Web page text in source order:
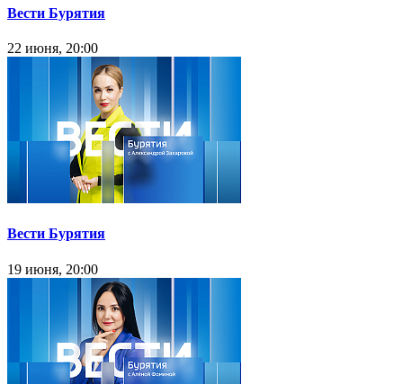
Вести Бурятия
22 июня, 20:00
Вести Бурятия
19 июня, 20:00